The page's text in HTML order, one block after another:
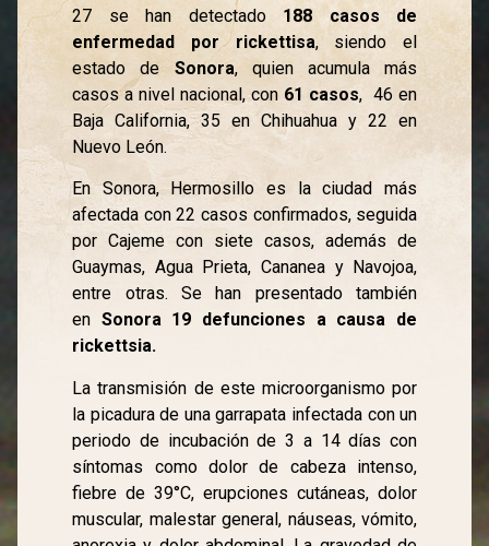
27 se han detectado 188 casos de
enfermedad por rickettisa, siendo el
estado de Sonora, quien acumula más
casos a nivel nacional, con 61 casos, 46 en
Baja California, 35 en Chihuahua y 22 en
Nuevo León.
En Sonora, Hermosillo es la ciudad más
afectada con 22 casos confirmados, seguida
por Cajeme con siete casos, además de
Guaymas, Agua Prieta, Cananea y Navojoa,
entre otras. Se han presentado también
en Sonora 19 defunciones a causa de
rickettsia.
La transmisión de este microorganismo por
la picadura de una garrapata infectada con un
periodo de incubación de 3 a 14 días con
síntomas como dolor de cabeza intenso,
fiebre de 39°C, erupciones cutáneas, dolor
muscular, malestar general, náuseas, vómito,